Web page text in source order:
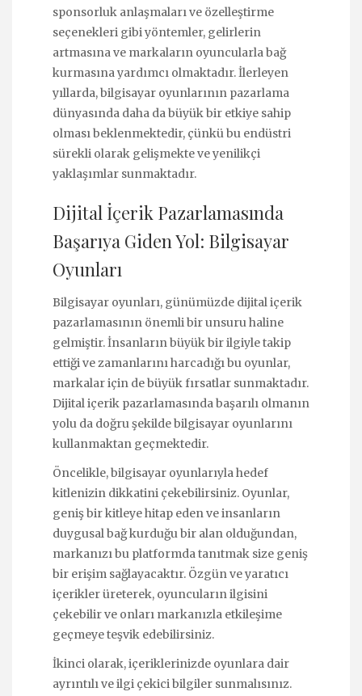
sponsorluk anlaşmaları ve özelleştirme
seçenekleri gibi yöntemler, gelirlerin
artmasına ve markaların oyuncularla bağ
kurmasına yardımcı olmaktadır. İlerleyen
yıllarda, bilgisayar oyunlarının pazarlama
dünyasında daha da büyük bir etkiye sahip
olması beklenmektedir, çünkü bu endüstri
sürekli olarak gelişmekte ve yenilikçi
yaklaşımlar sunmaktadır.
Dijital İçerik Pazarlamasında
Başarıya Giden Yol: Bilgisayar
Oyunları
Bilgisayar oyunları, günümüzde dijital içerik
pazarlamasının önemli bir unsuru haline
gelmiştir. İnsanların büyük bir ilgiyle takip
ettiği ve zamanlarını harcadığı bu oyunlar,
markalar için de büyük fırsatlar sunmaktadır.
Dijital içerik pazarlamasında başarılı olmanın
yolu da doğru şekilde bilgisayar oyunlarını
kullanmaktan geçmektedir.
Öncelikle, bilgisayar oyunlarıyla hedef
kitlenizin dikkatini çekebilirsiniz. Oyunlar,
geniş bir kitleye hitap eden ve insanların
duygusal bağ kurduğu bir alan olduğundan,
markanızı bu platformda tanıtmak size geniş
bir erişim sağlayacaktır. Özgün ve yaratıcı
içerikler üreterek, oyuncuların ilgisini
çekebilir ve onları markanızla etkileşime
geçmeye teşvik edebilirsiniz.
İkinci olarak, içeriklerinizde oyunlara dair
ayrıntılı ve ilgi çekici bilgiler sunmalısınız.